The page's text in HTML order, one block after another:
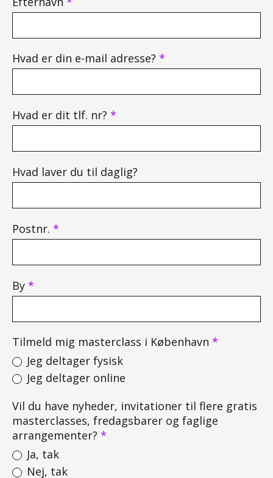
Hvad er din e-mail adresse? *
Hvad er dit tlf. nr? *
Hvad laver du til daglig?
Postnr. *
By *
Tilmeld mig masterclass i København *
Jeg deltager fysisk
Jeg deltager online
Vil du have nyheder, invitationer til flere gratis
masterclasses, fredagsbarer og faglige
arrangementer? *
Ja, tak
Nej, tak